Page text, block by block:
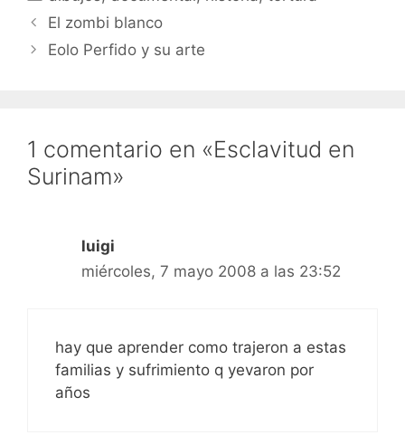
El zombi blanco
Eolo Perfido y su arte
1 comentario en «Esclavitud en
Surinam»
luigi
miércoles, 7 mayo 2008 a las 23:52
hay que aprender como trajeron a estas
familias y sufrimiento q yevaron por
años